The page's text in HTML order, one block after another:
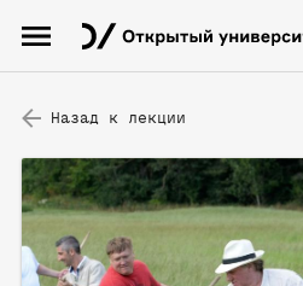
Назад к лекции